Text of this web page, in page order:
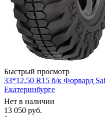
Быстрый просмотр
33*12,50 R15 б/к Форвард
Екатеринбурге
Нет в наличии
13 050 руб.